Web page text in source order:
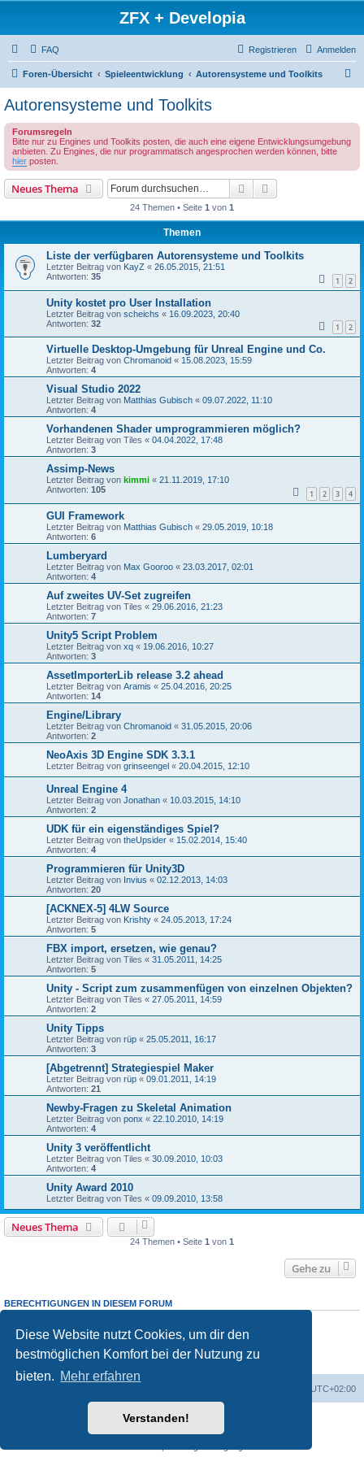
Diese Website nutzt Cookies, um dir den
bestmöglichen Komfort bei der Nutzung zu
bieten. Mehr erfahren
Verstanden!
ZFX + Developia
FAQ Anmelden
Registrieren
Foren-Übersicht Spieleentwicklung Autorensysteme und Toolkits
Autorensysteme und Toolkits
Forumsregeln
Bitte nur zu Engines und Toolkits posten, die auch eine eigene Entwicklungsumgebung
anbieten. Zu Engines, die nur programmatisch angesprochen werden können, bitte
hier posten.
Neues Thema Suche
24 Themen • Seite 1 von 1
Themen
Liste der verfügbaren Autorensysteme und Toolkits
Letzter Beitrag von KayZ « 26.05.2015, 21:51
Antworten: 35 1 2
Unity kostet pro User Installation
Letzter Beitrag von scheichs « 16.09.2023, 20:40
Antworten: 32 1 2
Virtuelle Desktop-Umgebung für Unreal Engine und Co.
Letzter Beitrag von Chromanoid « 15.08.2023, 15:59
Antworten: 4
Visual Studio 2022
Letzter Beitrag von Matthias Gubisch « 09.07.2022, 11:10
Antworten: 4
Vorhandenen Shader umprogrammieren möglich?
Letzter Beitrag von Tiles « 04.04.2022, 17:48
Antworten: 3
Assimp-News
Letzter Beitrag von kimmi « 21.11.2019, 17:10
Antworten: 105 1 2 3 4
GUI Framework
Letzter Beitrag von Matthias Gubisch « 29.05.2019, 10:18
Antworten: 6
Lumberyard
Letzter Beitrag von Max Gooroo « 23.03.2017, 02:01
Antworten: 4
Auf zweites UV-Set zugreifen
Letzter Beitrag von Tiles « 29.06.2016, 21:23
Antworten: 7
Unity5 Script Problem
Letzter Beitrag von xq « 19.06.2016, 10:27
Antworten: 3
AssetImporterLib release 3.2 ahead
Letzter Beitrag von Aramis « 25.04.2016, 20:25
Antworten: 14
Engine/Library
Letzter Beitrag von Chromanoid « 31.05.2015, 20:06
Antworten: 2
NeoAxis 3D Engine SDK 3.3.1
Letzter Beitrag von grinseengel « 20.04.2015, 12:10
Unreal Engine 4
Letzter Beitrag von Jonathan « 10.03.2015, 14:10
Antworten: 2
UDK für ein eigenständiges Spiel?
Letzter Beitrag von theUpsider « 15.02.2014, 15:40
Antworten: 4
Programmieren für Unity3D
Letzter Beitrag von Invius « 02.12.2013, 14:03
Antworten: 20
[ACKNEX-5] 4LW Source
Letzter Beitrag von Krishty « 24.05.2013, 17:24
Antworten: 5
FBX import, ersetzen, wie genau?
Letzter Beitrag von Tiles « 31.05.2011, 14:25
Antworten: 5
Unity - Script zum zusammenfügen von einzelnen Objekten?
Letzter Beitrag von Tiles « 27.05.2011, 14:59
Antworten: 2
Unity Tipps
Letzter Beitrag von rüp « 25.05.2011, 16:17
Antworten: 3
[Abgetrennt] Strategiespiel Maker
Letzter Beitrag von rüp « 09.01.2011, 14:19
Antworten: 21
Newby-Fragen zu Skeletal Animation
Letzter Beitrag von ponx « 22.10.2010, 14:19
Antworten: 4
Unity 3 veröffentlicht
Letzter Beitrag von Tiles « 30.09.2010, 10:03
Antworten: 4
Unity Award 2010
Letzter Beitrag von Tiles « 09.09.2010, 13:58
Neues Thema
24 Themen • Seite 1 von 1
Gehe zu
BERECHTIGUNGEN IN DIESEM FORUM
Du darfst keineAntworten zu Themen in diesem Forum erstellen.
Du darfst deine Beiträge in diesem Forumnichtändern.
Du darfst deine Beiträge in diesem Forum nicht löschen.
keine
UTC+02:00
Powered byphpBB® Forum Software © phpBB Limited
Deutsche Übersetzung durchphpBB.de